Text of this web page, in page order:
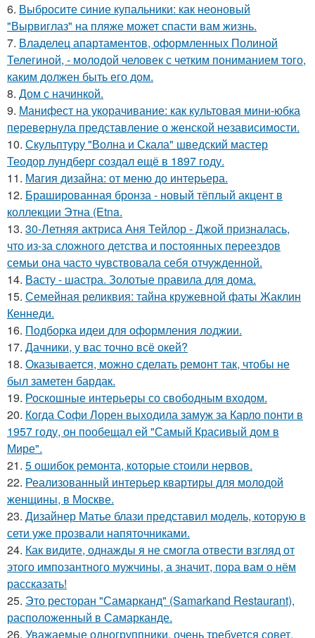
6. Выбросите синие купальники: как неоновый
"Вырвиглаз" на пляже может спасти вам жизнь.
7. Владелец апартаментов, оформленных Полиной
Телегиной, - молодой человек с четким пониманием того,
каким должен быть его дом.
8. Дом с начинкой.
9. Манифест на укорачивание: как культовая мини-юбка
перевернула представление о женской независимости.
10. Скульптуру "Волна и Скала" шведский мастер
Теодор лундберг создал ещё в 1897 году.
11. Магия дизайна: от меню до интерьера.
12. Брашированная бронза - новый тёплый акцент в
коллекции Этна (Etna.
13. 30-Летняя актриса Аня Тейлор - Джой призналась,
что из-за сложного детства и постоянных переездов
семьи она часто чувствовала себя отчужденной.
14. Васту - шастра. Золотые правила для дома.
15. Семейная реликвия: тайна кружевной фаты Жаклин
Кеннеди.
16. Подборка идеи для оформления лоджии.
17. Дачники, у вас точно всё окей?
18. Оказывается, можно сделать ремонт так, чтобы не
был заметен бардак.
19. Роскошные интерьеры со свободным входом.
20. Когда Софи Лорен выходила замуж за Карло понти в
1957 году, он пообещал ей "Самый Красивый дом в
Мире".
21. 5 ошибок ремонта, которые стоили нервов.
22. Реализованный интерьер квартиры для молодой
женщины, в Москве.
23. Дизайнер Матье блази представил модель, которую в
сети уже прозвали напяточниками.
24. Как видите, однажды я не смогла отвести взгляд от
этого импозантного мужчины, а значит, пора вам о нём
рассказать!
25. Это ресторан "Самарканд" (Samarkand Restaurant),
расположенный в Самарканде.
26. Уважаемые одногруппники, очень требуется совет.